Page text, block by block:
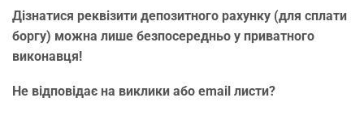
Дізнатися реквізити депозитного рахунку (для сплати
боргу) можна лише безпосередньо у приватного
виконавця!
Не відповідає на виклики або email листи?